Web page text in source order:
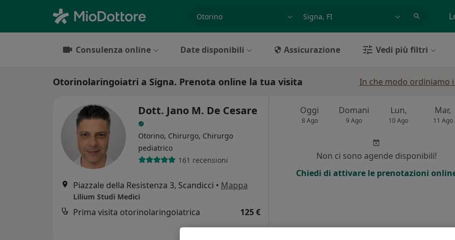
Consulenza online Date disponibili Assicurazione Vedi più filtri
Otorinolaringoiatri a Signa. Prenota online la tua visita In che modo ordiniamo
Dott. Jano M. De Cesare
Otorino, Chirurgo, Chirurgo
pediatrico
161 recensioni
Piazzale della Resistenza 3, Scandicci • Mappa
Lilium Studi Medici
Prima visita otorinolaringoiatrica 125 €
Oggi
8 Ago
Domani
9 Ago
Lun,
10 Ago
Mar,
11 Ago
Non ci sono agende disponibili!
Chiedi di attivare le prenotazioni